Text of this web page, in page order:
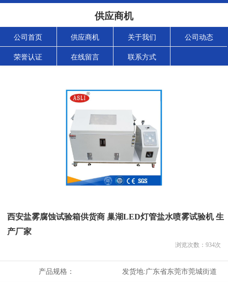
供应商机
公司首页 供应商机 关于我们 公司动态
荣誉认证 在线留言 联系方式
西安盐雾腐蚀试验箱供货商 巢湖LED灯管盐水喷雾试验机 生
产厂家
浏览次数： 934次
产品规格： 发货地:广东省东莞市莞城街道